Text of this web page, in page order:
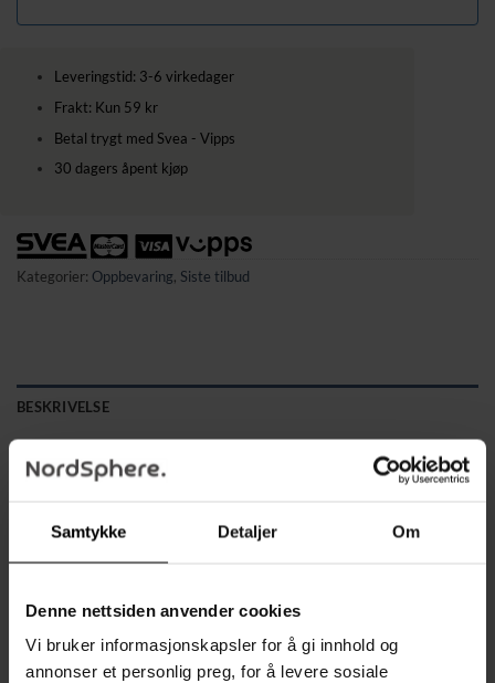
Samtykke Detaljer Om
Denne nettsiden anvender cookies
Vi bruker informasjonskapsler for å gi innhold og
annonser et personlig preg, for å levere sosiale
Leveringstid: 3-6 virkedager
Frakt: Kun 59 kr
Betal trygt med Svea - Vipps
30 dagers åpent kjøp
Kategorier: Oppbevaring, Siste tilbud
BESKRIVELSE
eller reiser
✔ Fungerer med vanlig støvsuger – luften suges enkelt ut for
✔ Ideell for klær, tekstiler, sengetøy og sesongoppbevaring
✔ Beskytter innholdet – mot støv, smuss, vann, fukt og møll